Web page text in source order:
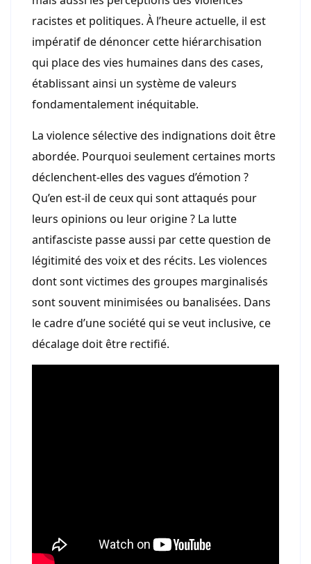
racistes et politiques. À l’heure actuelle, il est
impératif de dénoncer cette hiérarchisation
qui place des vies humaines dans des cases,
établissant ainsi un système de valeurs
fondamentalement inéquitable.
La violence sélective des indignations doit être
abordée. Pourquoi seulement certaines morts
déclenchent-elles des vagues d’émotion ?
Qu’en est-il de ceux qui sont attaqués pour
leurs opinions ou leur origine ? La lutte
antifasciste passe aussi par cette question de
légitimité des voix et des récits. Les violences
dont sont victimes des groupes marginalisés
sont souvent minimisées ou banalisées. Dans
le cadre d’une société qui se veut inclusive, ce
décalage doit être rectifié.